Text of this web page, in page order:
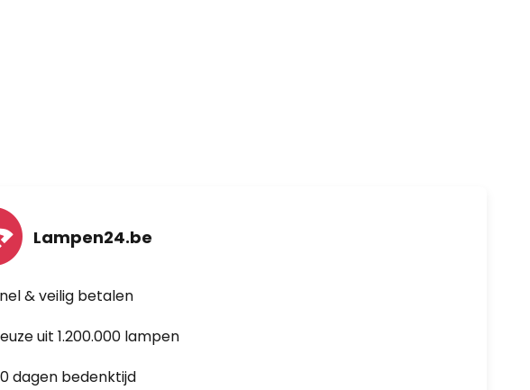
Lampen24.be
& veilig betalen
uit 1.200.000 lampen
dagen bedenktijd